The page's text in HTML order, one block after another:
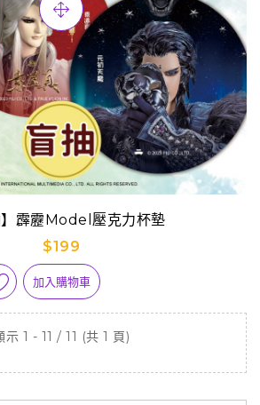
】霹靂Model壓克力杯墊
$199
加入購物車
示 1 - 11 / 11 (共 1 頁)